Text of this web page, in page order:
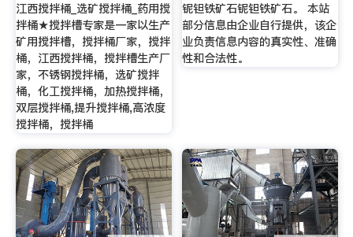
江西搅拌桶_选矿搅拌桶_药用搅
拌桶★搅拌槽专家是一家以生产
矿用搅拌槽，搅拌桶厂家，搅拌
桶，江西搅拌桶，搅拌槽生产厂
家，不锈钢搅拌桶，选矿搅拌
桶，化工搅拌桶，加热搅拌桶，
双层搅拌桶,提升搅拌桶,高浓度
搅拌桶，搅拌桶
铌钽铁矿石铌钽铁矿石。 本站
部分信息由企业自行提供，该企
业负责信息内容的真实性、准确
性和合法性。